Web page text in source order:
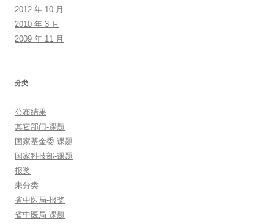
2012 年 10 月
2010 年 3 月
2009 年 11 月
分类
公布结果
其它部门-课题
国家基金委-课题
国家科技部-课题
报奖
未分类
省中医局-报奖
省中医局-课题